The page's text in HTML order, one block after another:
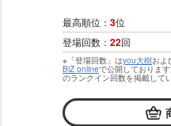
最高順位： 3位
登場回数： 22回
※「登場回数」はyou大樹およ
BiZ onlineで公開しておりま
のランクイン回数を掲載してい